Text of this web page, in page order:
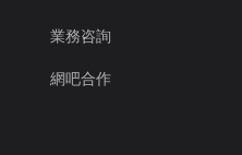
業務咨詢
網吧合作